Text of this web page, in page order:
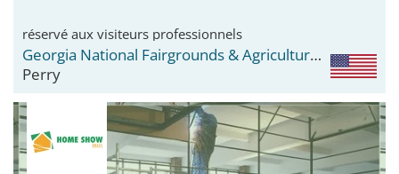
réservé aux visiteurs professionnels
Georgia National Fairgrounds & Agriculture Center
Perry